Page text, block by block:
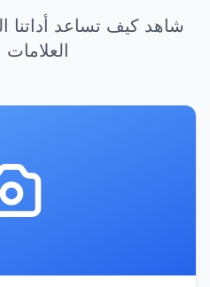
شاهد كيف تساعد أداتنا
العلامات